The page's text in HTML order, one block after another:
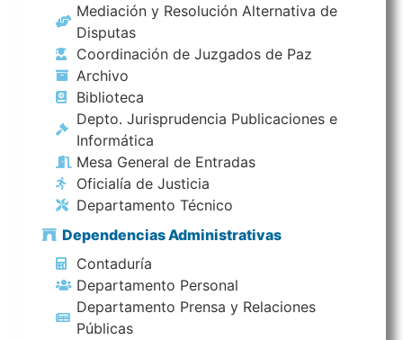
Mediación y Resolución Alternativa de
Disputas
Coordinación de Juzgados de Paz
Archivo
Biblioteca
Depto. Jurisprudencia Publicaciones e
Informática
Mesa General de Entradas
Oficialía de Justicia
Departamento Técnico
Dependencias Administrativas
Contaduría
Departamento Personal
Departamento Prensa y Relaciones
Públicas